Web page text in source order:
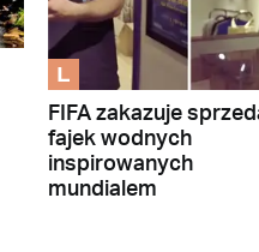
L
FIFA zakazuje
fajek wodnych
inspirowanych
mundialem